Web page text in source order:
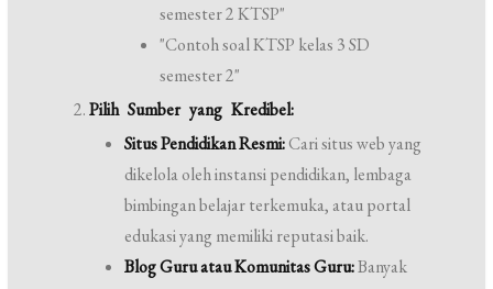
semester 2 KTSP"
"Contoh soal KTSP kelas 3 SD
semester 2"
Pilih Sumber yang Kredibel:
Situs Pendidikan Resmi:Cari situs web yang
dikelola oleh instansi pendidikan, lembaga
bimbingan belajar terkemuka, atau portal
edukasi yang memiliki reputasi baik.
Blog Guru atau Komunitas Guru:Banyak